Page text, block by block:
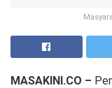
MASAKINI.CO –